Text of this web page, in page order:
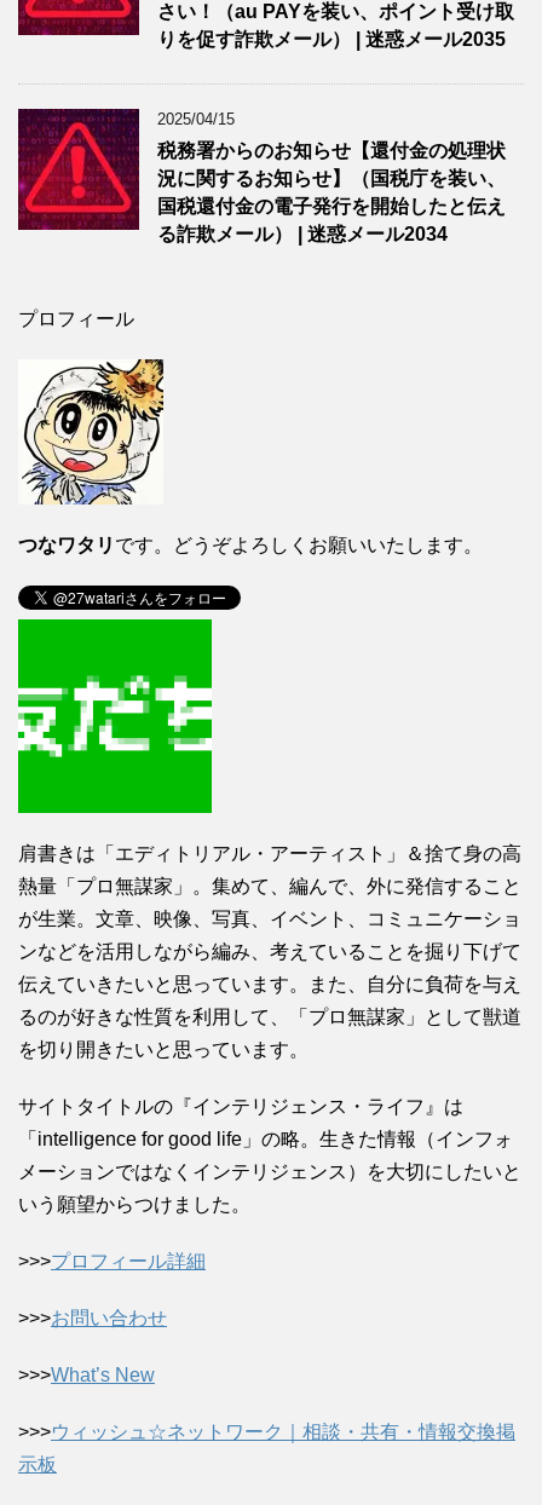
さい！（au PAYを装い、ポイント受け取
りを促す詐欺メール） | 迷惑メール2035
2025/04/15
税務署からのお知らせ【還付金の処理状
況に関するお知らせ】（国税庁を装い、
国税還付金の電子発行を開始したと伝え
る詐欺メール） | 迷惑メール2034
プロフィール
つなワタリ です。どうぞよろしくお願いいたします。
肩書きは「エディトリアル・アーティスト」＆捨て身の高
熱量「プロ無謀家」。集めて、編んで、外に発信すること
が生業。文章、映像、写真、イベント、コミュニケーショ
ンなどを活用しながら編み、考えていることを掘り下げて
伝えていきたいと思っています。また、自分に負荷を与え
るのが好きな性質を利用して、「プロ無謀家」として獣道
を切り開きたいと思っています。
サイトタイトルの『インテリジェンス・ライフ』は
「intelligence for good life」の略。生きた情報（インフォ
メーションではなくインテリジェンス）を大切にしたいと
いう願望からつけました。
>>>プロフィール詳細
>>>お問い合わせ
>>>What’s New
>>>ウィッシュ☆ネットワーク｜相談・共有・情報交換掲
示板